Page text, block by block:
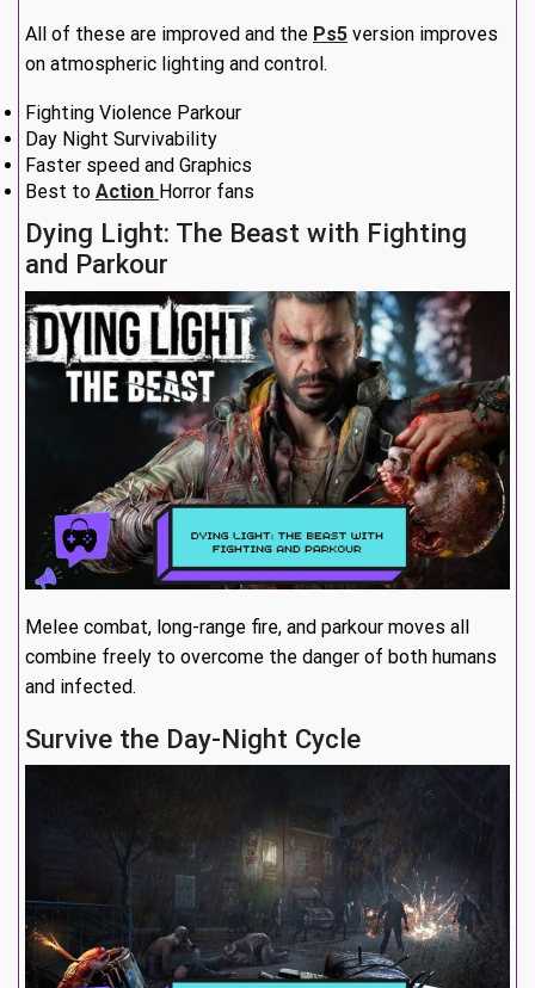
All of these are improved and the Ps5 version improves
on atmospheric lighting and control.
Fighting Violence Parkour
Day Night Survivability
Faster speed and Graphics
Best to Action Horror fans
Dying Light: The Beast with Fighting
and Parkour
Melee combat, long-range fire, and parkour moves all
combine freely to overcome the danger of both humans
and infected.
Survive the Day-Night Cycle